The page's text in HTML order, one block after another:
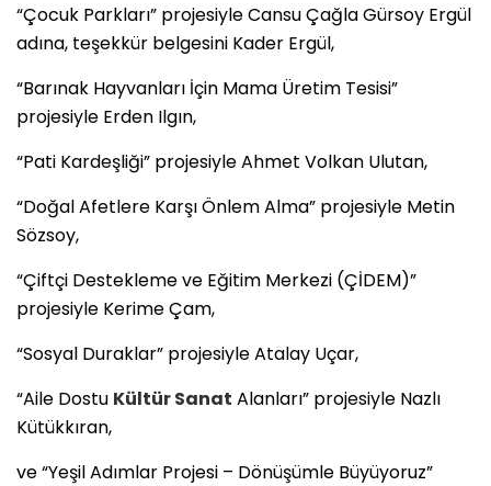
“Çocuk Parkları” projesiyle Cansu Çağla Gürsoy Ergül
adına, teşekkür belgesini Kader Ergül,
“Barınak Hayvanları İçin Mama Üretim Tesisi”
projesiyle Erden Ilgın,
“Pati Kardeşliği” projesiyle Ahmet Volkan Ulutan,
“Doğal Afetlere Karşı Önlem Alma” projesiyle Metin
Sözsoy,
“Çiftçi Destekleme ve Eğitim Merkezi (ÇİDEM)”
projesiyle Kerime Çam,
“Sosyal Duraklar” projesiyle Atalay Uçar,
“Aile Dostu Kültür Sanat Alanları” projesiyle Nazlı
Kütükkıran,
ve “Yeşil Adımlar Projesi – Dönüşümle Büyüyoruz”